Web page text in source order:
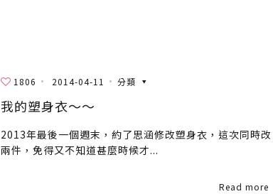
1806 2014-04-11 分類
我的塑身衣～～
2013年最後一個週末，約了思涵修改塑身衣，這次同時改
兩件，免得又不知道甚麼時候才...
Read more